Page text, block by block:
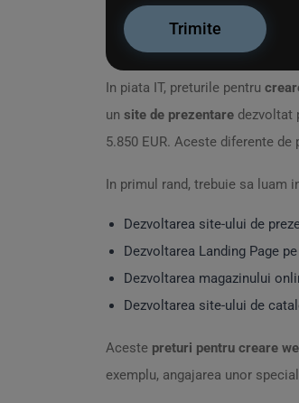
In piata IT, preturile pentru
un site de prezentare dezvoltat
5.850 EUR. Aceste diferente
In primul rand, trebuie sa luam
Dezvoltarea site-ului de
Dezvoltarea Landing Page
Dezvoltarea magazinului
Dezvoltarea site-ului de
Aceste preturi pentru creare
exemplu, angajarea unor